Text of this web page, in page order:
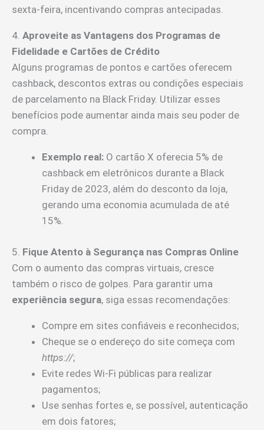
sexta-feira, incentivando compras antecipadas.
4. Aproveite as Vantagens dos Programas de
Fidelidade e Cartões de Crédito
Alguns programas de pontos e cartões oferecem
cashback, descontos extras ou condições especiais
de parcelamento na Black Friday. Utilizar esses
benefícios pode aumentar ainda mais seu poder de
compra.
Exemplo real: O cartão X oferecia 5% de
cashback em eletrônicos durante a Black
Friday de 2023, além do desconto da loja,
gerando uma economia acumulada de até
15%.
5. Fique Atento à Segurança nas Compras Online
Com o aumento das compras virtuais, cresce
também o risco de golpes. Para garantir uma
experiência segura, siga essas recomendações:
Compre em sites confiáveis e reconhecidos;
Cheque se o endereço do site começa com
https://;
Evite redes Wi-Fi públicas para realizar
pagamentos;
Use senhas fortes e, se possível, autenticação
em dois fatores;